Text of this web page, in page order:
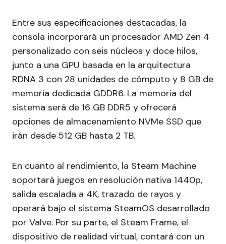
Entre sus especificaciones destacadas, la
consola incorporará un procesador AMD Zen 4
personalizado con seis núcleos y doce hilos,
junto a una GPU basada en la arquitectura
RDNA 3 con 28 unidades de cómputo y 8 GB de
memoria dedicada GDDR6. La memoria del
sistema será de 16 GB DDR5 y ofrecerá
opciones de almacenamiento NVMe SSD que
irán desde 512 GB hasta 2 TB.
En cuanto al rendimiento, la Steam Machine
soportará juegos en resolución nativa 1440p,
salida escalada a 4K, trazado de rayos y
operará bajo el sistema SteamOS desarrollado
por Valve. Por su parte, el Steam Frame, el
dispositivo de realidad virtual, contará con un